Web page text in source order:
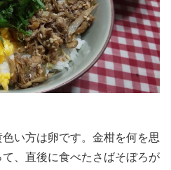
い方は卵です。金柑を何を思
、直後に食べたさばそぼろが